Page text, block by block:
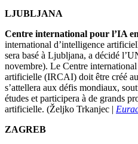
LJUBLJANA
Centre international pour l’IA
international d’intelligence
sera basé à Ljubljana, a décidé
novembre). Le Centre
artificielle (IRCAI) doit être créé
s’attellera aux défis mondiaux,
études et participera à de grands
artificielle. (Željko Trkanjec |
ZAGREB